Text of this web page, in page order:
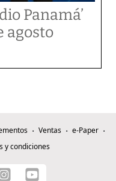
Panamá’
agosto
Ventas
e-Paper
y condiciones